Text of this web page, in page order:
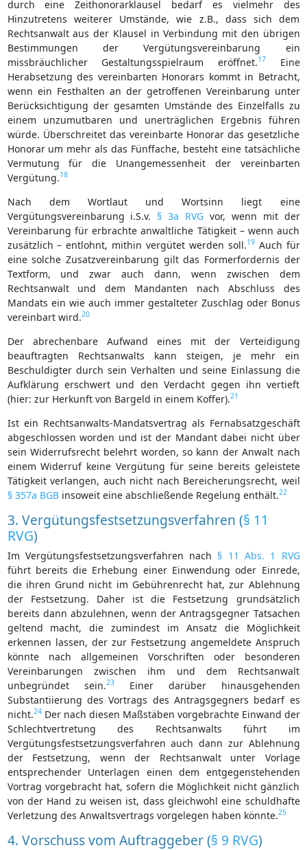
durch eine Zeithonorarklausel bedarf es vielmehr des
Hinzutretens weiterer Umstände, wie z.B., dass sich dem
Rechtsanwalt aus der Klausel in Verbindung mit den übrigen
Bestimmungen der Vergütungsvereinbarung ein
missbräuchlicher Gestaltungsspielraum eröffnet.17Eine
Herabsetzung des vereinbarten Honorars kommt in Betracht,
wenn ein Festhalten an der getroffenen Vereinbarung unter
Berücksichtigung der gesamten Umstände des Einzelfalls zu
einem unzumutbaren und unerträglichen Ergebnis führen
würde. Überschreitet das vereinbarte Honorar das gesetzliche
Honorar um mehr als das Fünffache, besteht eine tatsächliche
Vermutung für die Unangemessenheit der vereinbarten
Vergütung.18
Nach dem Wortlaut und Wortsinn liegt eine
Vergütungsvereinbarung i.S.v. § 3a RVG vor, wenn mit der
Vereinbarung für erbrachte anwaltliche Tätigkeit – wenn auch
zusätzlich – entlohnt, mithin vergütet werden soll.19Auch für
eine solche Zusatzvereinbarung gilt das Formerfordernis der
Textform, und zwar auch dann, wenn zwischen dem
Rechtsanwalt und dem Mandanten nach Abschluss des
Mandats ein wie auch immer gestalteter Zuschlag oder Bonus
vereinbart wird.20
Der abrechenbare Aufwand eines mit der Verteidigung
beauftragten Rechtsanwalts kann steigen, je mehr ein
Beschuldigter durch sein Verhalten und seine Einlassung die
Aufklärung erschwert und den Verdacht gegen ihn vertieft
(hier: zur Herkunft von Bargeld in einem Koffer).21
Ist ein Rechtsanwalts-Mandatsvertrag als Fernabsatzgeschäft
abgeschlossen worden und ist der Mandant dabei nicht über
sein Widerrufsrecht belehrt worden, so kann der Anwalt nach
einem Widerruf keine Vergütung für seine bereits geleistete
Tätigkeit verlangen, auch nicht nach Bereicherungsrecht, weil
§ 357a BGBinsoweit eine abschließende Regelung enthält.22
3. Vergütungsfestsetzungsverfahren (§ 11
RVG)
Im Vergütungsfestsetzungsverfahren nach § 11 Abs. 1 RVG
führt bereits die Erhebung einer Einwendung oder Einrede,
die ihren Grund nicht im Gebührenrecht hat, zur Ablehnung
der Festsetzung. Daher ist die Festsetzung grundsätzlich
bereits dann abzulehnen, wenn der Antragsgegner Tatsachen
geltend macht, die zumindest im Ansatz die Möglichkeit
erkennen lassen, der zur Festsetzung angemeldete Anspruch
könnte nach allgemeinen Vorschriften oder besonderen
Vereinbarungen zwischen ihm und dem Rechtsanwalt
unbegründet sein.23Einer darüber hinausgehenden
Substantiierung des Vortrags des Antragsgegners bedarf es
nicht.24Der nach diesen Maßstäben vorgebrachte Einwand der
Schlechtvertretung des Rechtsanwalts führt im
Vergütungsfestsetzungsverfahren auch dann zur Ablehnung
der Festsetzung, wenn der Rechtsanwalt unter Vorlage
entsprechender Unterlagen einen dem entgegenstehenden
Vortrag vorgebracht hat, sofern die Möglichkeit nicht gänzlich
von der Hand zu weisen ist, dass gleichwohl eine schuldhafte
Verletzung des Anwaltsvertrags vorgelegen haben könnte.25
4. Vorschuss vom Auftraggeber (§ 9 RVG)